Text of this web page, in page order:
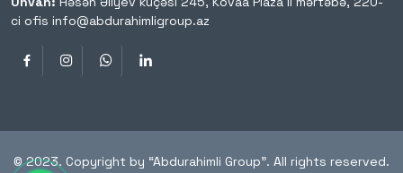
ci ofis info@abdurahimligroup.az
© 2023. Copyright by “Abdurahimli Group”. All rights reserved.